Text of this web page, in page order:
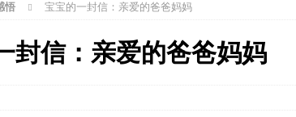
] 伊朗被曝密购中共间谍卫星 瞄准美军基地
] 【时事金扫描】四艘中国油轮闯关记 美军结盟控制马六甲海峡
专家：美军军事胜利牵动中共军中震荡 国际新闻
]
悟 宝宝的一封信：亲爱的爸爸妈妈
封信：亲爱的爸爸妈妈